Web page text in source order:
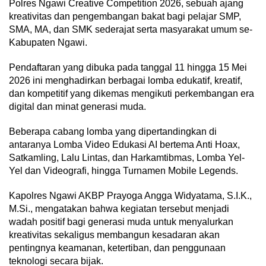
Polres Ngawi Creative Competition 2026, sebuah ajang
kreativitas dan pengembangan bakat bagi pelajar SMP,
SMA, MA, dan SMK sederajat serta masyarakat umum se-
Kabupaten Ngawi.
Pendaftaran yang dibuka pada tanggal 11 hingga 15 Mei
2026 ini menghadirkan berbagai lomba edukatif, kreatif,
dan kompetitif yang dikemas mengikuti perkembangan era
digital dan minat generasi muda.
Beberapa cabang lomba yang dipertandingkan di
antaranya Lomba Video Edukasi AI bertema Anti Hoax,
Satkamling, Lalu Lintas, dan Harkamtibmas, Lomba Yel-
Yel dan Videografi, hingga Turnamen Mobile Legends.
Kapolres Ngawi AKBP Prayoga Angga Widyatama, S.I.K.,
M.Si., mengatakan bahwa kegiatan tersebut menjadi
wadah positif bagi generasi muda untuk menyalurkan
kreativitas sekaligus membangun kesadaran akan
pentingnya keamanan, ketertiban, dan penggunaan
teknologi secara bijak.